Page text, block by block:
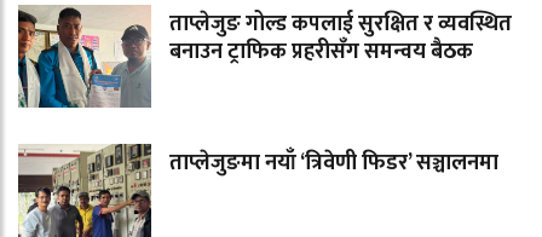
ताप्लेजुङ गोल्ड कपलाई सुरक्षित र व्यवस्थित
बनाउन ट्राफिक प्रहरीसँग समन्वय बैठक
ताप्लेजुङमा नयाँ ‘त्रिवेणी फिडर’ सञ्चालनमा